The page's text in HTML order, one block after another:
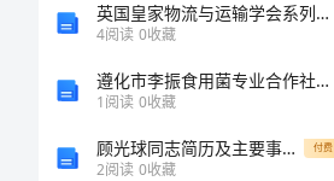
(PQ)
英国皇家物流与运输学会系列证书考试申请表doc-第一部分
4阅读 0收藏
遵化市李振食用菌专业合作社介绍企业发展分析报告
1阅读 0收藏
顾光球同志简历及主要事迹材料[修改版] 付费
2阅读 0收藏